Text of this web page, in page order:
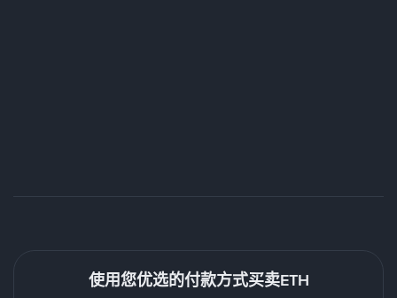
使用您优选的付款方式买卖ETH